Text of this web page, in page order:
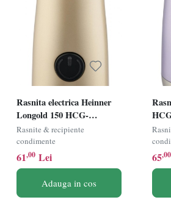
Rasnita electrica Heinner
Longold 150 HCG-
150IXGD, putere 150W,
capacitate 50G, auriu
sidefat
Rasnite & recipiente
condimente
61,00 Lei
Adauga in cos
65,00